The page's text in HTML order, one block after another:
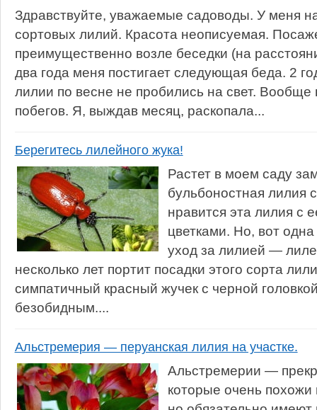
Здравствуйте, уважаемые садоводы. У меня
сортовых лилий. Красота неописуемая.
преимущественно возле беседки (на
два года меня постигает следующая беда. 2
лилии по весне не пробились на свет. Вообще
побегов. Я, выждав месяц, раскопала...
Берегитесь лилейного жука!
Растет в моем саду
бульбоностная лилия
нравится эта лилия с
цветками. Но, вот
уход за лилией —
несколько лет портит посадки этого сорта
симпатичный красный жучек с черной
безобидным....
Альстремерия — перуанская лилия на участке.
Альстремерии —
которые очень